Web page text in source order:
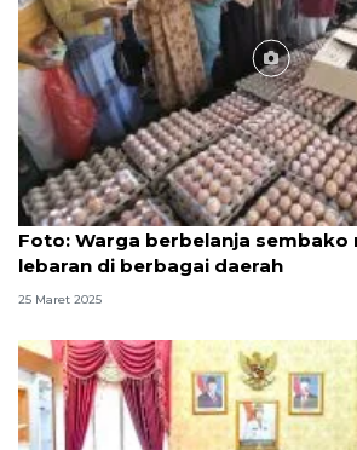
Foto
Foto: Warga berbelanja sembako
lebaran di berbagai daerah
25 Maret 2025